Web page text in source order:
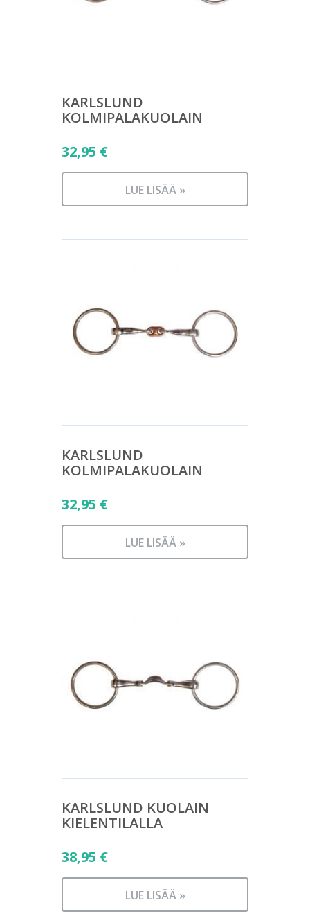
KARLSLUND
KOLMIPALAKUOLAIN
32,95 €
LUE LISÄÄ »
KARLSLUND
KOLMIPALAKUOLAIN
32,95 €
LUE LISÄÄ »
KARLSLUND KUOLAIN
KIELENTILALLA
38,95 €
LUE LISÄÄ »